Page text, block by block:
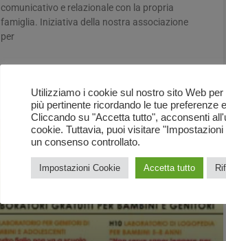
comunicativo e relazionale con la propria
famiglia. Iniziativa della nostra associazione
per
Utilizziamo i cookie sul nostro sito Web
più pertinente ricordando le tue preferenze
Cliccando su "Accetta tutto", acconsenti
cookie. Tuttavia, puoi visitare
un consenso controllato.
Impostazioni Cookie Accetta tutto